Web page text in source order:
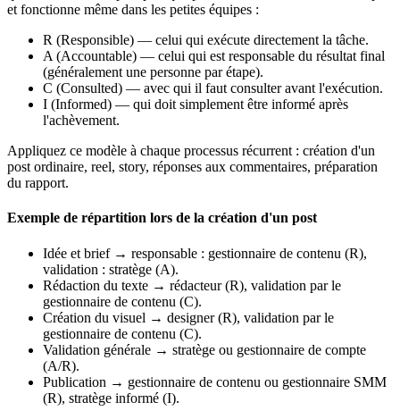
et fonctionne même dans les petites équipes :
R (Responsible) — celui qui exécute directement la tâche.
A (Accountable) — celui qui est responsable du résultat final
(généralement une personne par étape).
C (Consulted) — avec qui il faut consulter avant l'exécution.
I (Informed) — qui doit simplement être informé après
l'achèvement.
Appliquez ce modèle à chaque processus récurrent : création d'un
post ordinaire, reel, story, réponses aux commentaires, préparation
du rapport.
Exemple de répartition lors de la création d'un post
Idée et brief → responsable : gestionnaire de contenu (R),
validation : stratège (A).
Rédaction du texte → rédacteur (R), validation par le
gestionnaire de contenu (C).
Création du visuel → designer (R), validation par le
gestionnaire de contenu (C).
Validation générale → stratège ou gestionnaire de compte
(A/R).
Publication → gestionnaire de contenu ou gestionnaire SMM
(R), stratège informé (I).